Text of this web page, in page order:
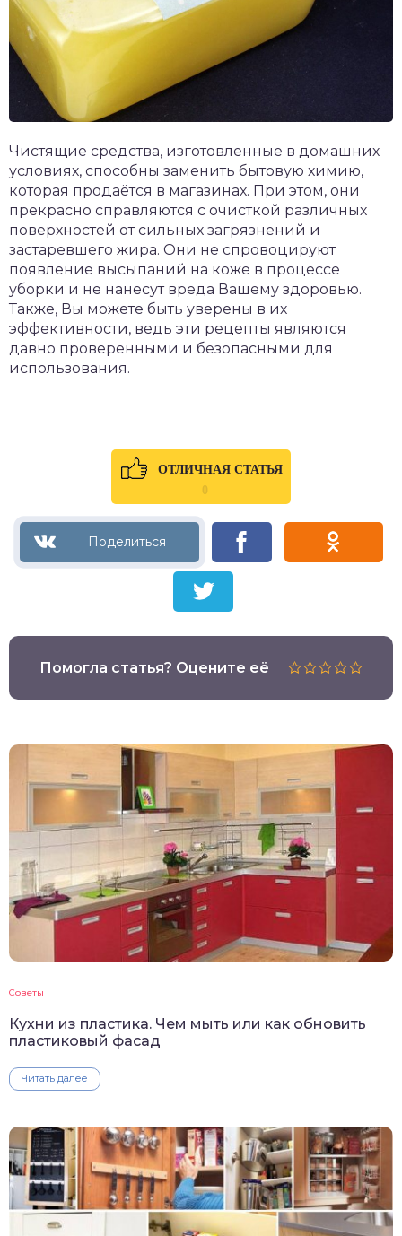
Чистящие средства, изготовленные в домашних
условиях, способны заменить бытовую химию,
которая продаётся в магазинах. При этом, они
прекрасно справляются с очисткой различных
поверхностей от сильных загрязнений и
застаревшего жира. Они не спровоцируют
появление высыпаний на коже в процессе
уборки и не нанесут вреда Вашему здоровью.
Также, Вы можете быть уверены в их
эффективности, ведь эти рецепты являются
давно проверенными и безопасными для
использования.
ОТЛИЧНАЯ СТАТЬЯ
0
Помогла статья? Оцените её
Советы
Кухни из пластика. Чем мыть или как обновить
пластиковый фасад
Читать далее